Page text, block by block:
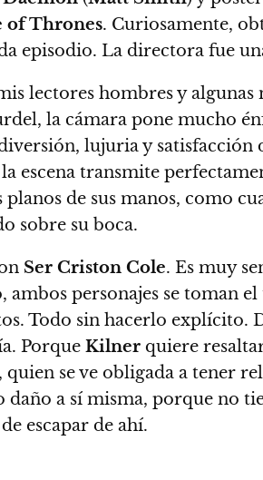
of Thrones. Curiosamente,
episodio. La directora fue
lectores hombres y
la cámara pone mucho
lujuria y satisfacción
escena transmite
de sus manos, como
sobre su boca.
Ser Criston Cole. Es muy
personajes se toman
Todo sin hacerlo explícito.
Porque Kilner quiere
, quien se ve obligada a tener
daño a sí misma, porque no
escapar de ahí.